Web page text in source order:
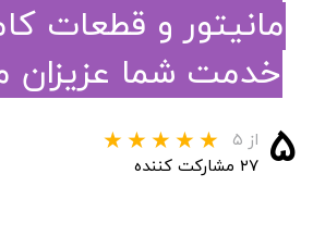
مانیتور و قطعات
خدمت شما عزیزان
۵ از ۵
۲۷ مشارکت کننده